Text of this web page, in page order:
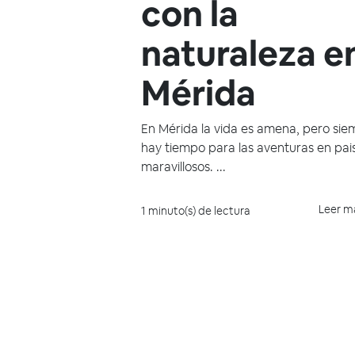
con la
naturaleza
Mérida
En Mérida la vida es amena, pero
hay tiempo para las aventuras en
maravillosos. ...
1 minuto(s) de lectura Leer